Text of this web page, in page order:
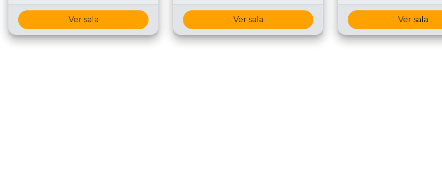
Ver sala Ver sala Ver sala